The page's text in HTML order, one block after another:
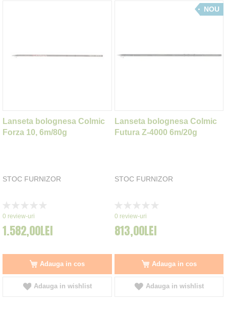
Lanseta bolognesa Colmic
Forza 10, 6m/80g
STOC FURNIZOR
0%
0 review-uri
1.582,00LEI
Adauga in cos
Adauga in wishlist
NOU
Lanseta bolognesa Colmic
Futura Z-4000 6m/20g
STOC FURNIZOR
0%
0 review-uri
813,00LEI
Adauga in cos
Adauga in wishlist